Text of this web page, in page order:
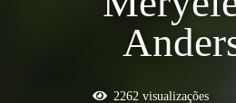
2262 visualizações